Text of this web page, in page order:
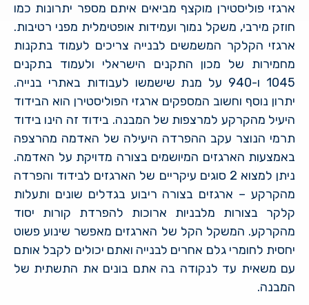
ארגזי פוליסטירן מוקצף מביאים איתם מספר יתרונות כמו
חוזק מירבי, משקל נמוך ועמידות אופטימלית מפני רטיבות.
ארגזי הקלקר המשמשים לבנייה צריכים לעמוד בתקנות
מחמירות של מכון התקנים הישראלי ולעמוד בתקנים
1045 ו-940 על מנת שישמשו לעבודות באתרי בנייה.
יתרון נוסף וחשוב המספקים ארגזי הפוליסטירן הוא הבידוד
היעיל מהקרקע למרצפות של המבנה. בידוד זה הינו בידוד
תרמי הנוצר עקב ההפרדה היעילה של האדמה מהרצפה
באמצעות הארגזים המיושמים בצורה מדויקת על האדמה.
ניתן למצוא 2 סוגים עיקריים של הארגזים לבידוד והפרדה
מהקרקע – ארגזים בצורה ריבוע בגדלים שונים ותעלות
קלקר בצורות מלבניות ארוכות להפרדת קורות יסוד
מהקרקע. המשקל הקל של הארגזים מאפשר שינוע פשוט
יחסית לחומרי גלם אחרים לבנייה ואתם יכולים לקבל אותם
עם משאית עד לנקודה בה אתם בונים את התשתית של
המבנה.